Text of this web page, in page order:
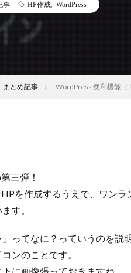
事 HP作成 WordPress
まとめ記事 WordPress 便利機能（
三弾！
を作成するうえで、ワン
す。
ってなに？っていうのを
ンのことです。